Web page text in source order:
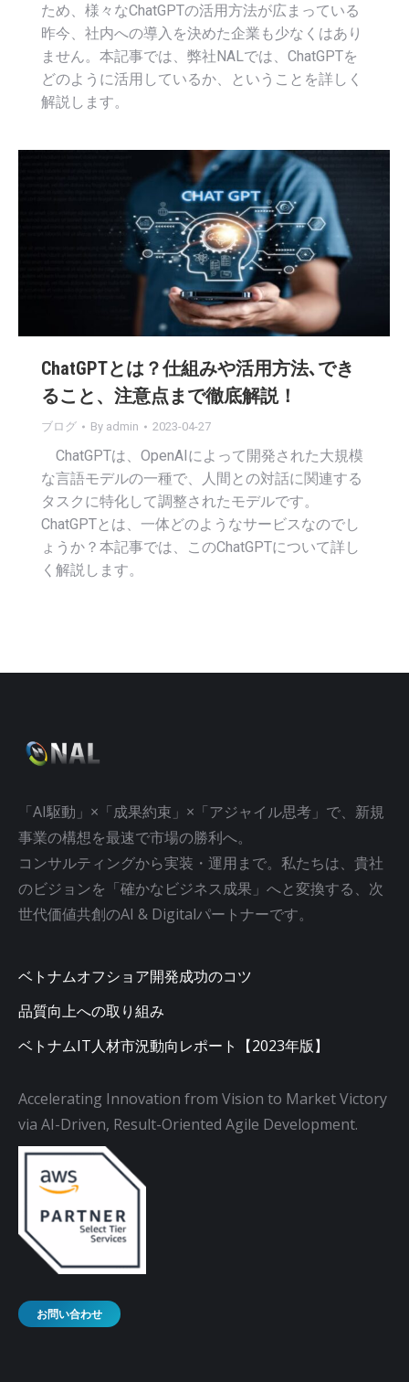
ため、様々なChatGPTの活用方法が広まっている
昨今、社内への導入を決めた企業も少なくはあり
ません。本記事では、弊社NALでは、ChatGPTを
どのように活用しているか、ということを詳しく
解説します。
ChatGPTとは？仕組みや活用方法､でき
ること、注意点まで徹底解説！
ブログ By admin 2023-04-27
ChatGPTは、OpenAIによって開発された大規模
な言語モデルの一種で、人間との対話に関連する
タスクに特化して調整されたモデルです。
ChatGPTとは、一体どのようなサービスなのでし
ょうか？本記事では、このChatGPTについて詳し
く解説します。
「AI駆動」×「成果約束」×「アジャイル思考」で、新規
事業の構想を最速で市場の勝利へ。
コンサルティングから実装・運用まで。私たちは、貴社
のビジョンを「確かなビジネス成果」へと変換する、次
世代価値共創のAI & Digitalパートナーです。
ベトナムオフショア開発成功のコツ
品質向上への取り組み
ベトナムIT人材市況動向レポート【2023年版】
Accelerating Innovation from Vision to Market Victory
via AI-Driven, Result-Oriented Agile Development.
お問い合わせ